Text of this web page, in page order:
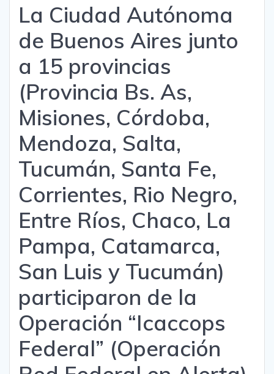
La Ciudad Autónoma
de Buenos Aires junto
a 15 provincias
(Provincia Bs. As,
Misiones, Córdoba,
Mendoza, Salta,
Tucumán, Santa Fe,
Corrientes, Rio Negro,
Entre Ríos, Chaco, La
Pampa, Catamarca,
San Luis y Tucumán)
participaron de la
Operación “Icaccops
Federal” (Operación